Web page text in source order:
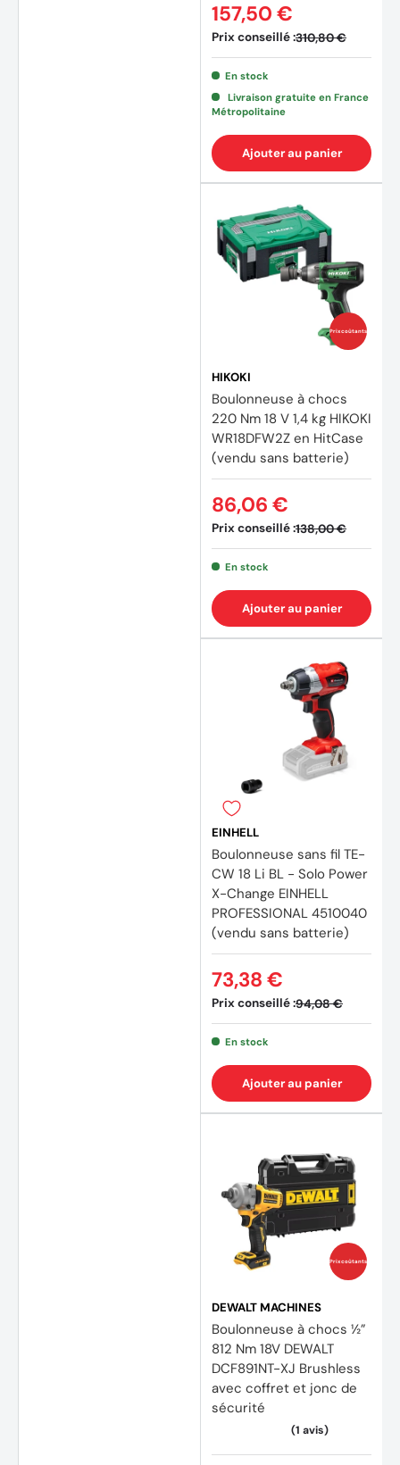
(5
Prix conseillé :310,80 €
157,50 €
En stock
Livraison gratuite en France
Métropolitaine
Ajouter au panier
Prix coûtants
HIKOKI
Boulonneuse à chocs
220 Nm 18 V 1,4 kg HIKOKI
WR18DFW2Z en HitCase
(vendu sans batterie)
Prix conseillé :138,00 €
86,06 €
En stock
Ajouter au panier
EINHELL
Boulonneuse sans fil TE-
CW 18 Li BL - Solo Power
X-Change EINHELL
PROFESSIONAL 4510040
(vendu sans batterie)
Prix conseillé :94,08 €
73,38 €
En stock
Ajouter au panier
Prix coûtants
DEWALT MACHINES
Boulonneuse à chocs ½”
812 Nm 18V DEWALT
DCF891NT-XJ Brushless
avec coffret et jonc de
sécurité